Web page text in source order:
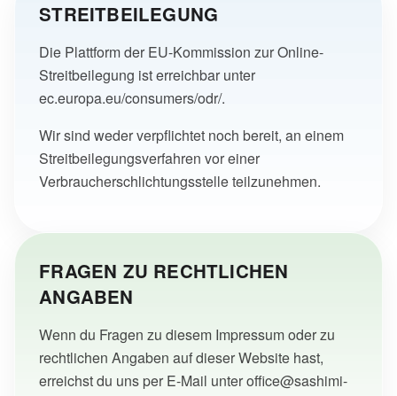
STREITBEILEGUNG
Die Plattform der EU-Kommission zur Online-
Streitbeilegung ist erreichbar unter
ec.europa.eu/consumers/odr/.
Wir sind weder verpflichtet noch bereit, an einem
Streitbeilegungsverfahren vor einer
Verbraucherschlichtungsstelle teilzunehmen.
FRAGEN ZU RECHTLICHEN
ANGABEN
Wenn du Fragen zu diesem Impressum oder zu
rechtlichen Angaben auf dieser Website hast,
erreichst du uns per E-Mail unteroffice@sashimi-